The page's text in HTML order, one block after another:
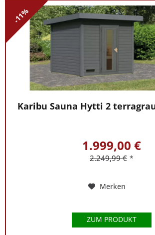
-11%
Karibu Sauna Hytti 2
1.999,00 €
2.249,99 € *
Merken
ZUM PRODUKT